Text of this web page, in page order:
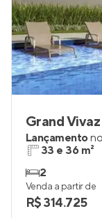
Grand
Lançamentono
33 e 36 m²
2
Venda a partir de
R$ 314.725